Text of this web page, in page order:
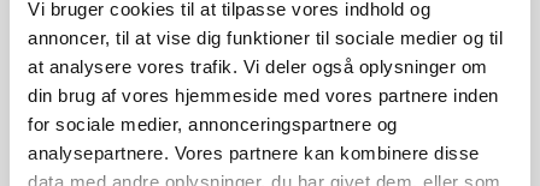
Vi bruger cookies til at tilpasse vores indhold og
annoncer, til at vise dig funktioner til sociale medier og til
at analysere vores trafik. Vi deler også oplysninger om
din brug af vores hjemmeside med vores partnere inden
for sociale medier, annonceringspartnere og
analysepartnere. Vores partnere kan kombinere disse
data med andre oplysninger, du har givet dem, eller som